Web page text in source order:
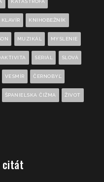
KLAVÍR KNIHOBEŽNÍK
MUZIKÁL MYSLENIE
SERIÁL SLOVÁ
VESMÍR ČERNOBYĽ
ŠPANIELSKA ČIŽMA ŽIVOT
citát